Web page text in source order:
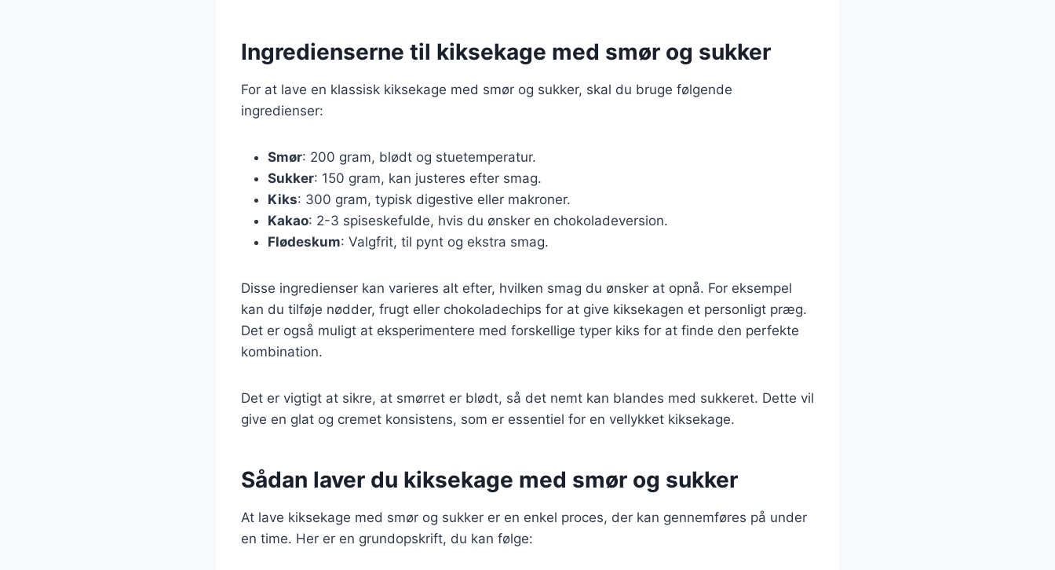
Ingredienserne til kiksekage med smør og sukker
For at lave en klassisk kiksekage med smør og sukker, skal du bruge følgende
ingredienser:
Smør: 200 gram, blødt og stuetemperatur.
Sukker: 150 gram, kan justeres efter smag.
Kiks: 300 gram, typisk digestive eller makroner.
Kakao: 2-3 spiseskefulde, hvis du ønsker en chokoladeversion.
Flødeskum: Valgfrit, til pynt og ekstra smag.
Disse ingredienser kan varieres alt efter, hvilken smag du ønsker at opnå. For eksempel
kan du tilføje nødder, frugt eller chokoladechips for at give kiksekagen et personligt præg.
Det er også muligt at eksperimentere med forskellige typer kiks for at finde den perfekte
kombination.
Det er vigtigt at sikre, at smørret er blødt, så det nemt kan blandes med sukkeret. Dette vil
give en glat og cremet konsistens, som er essentiel for en vellykket kiksekage.
Sådan laver du kiksekage med smør og sukker
At lave kiksekage med smør og sukker er en enkel proces, der kan gennemføres på under
en time. Her er en grundopskrift, du kan følge: